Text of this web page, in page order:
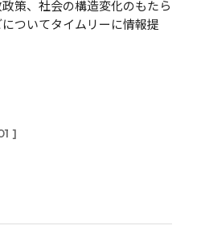
策、社会の構造変化のもたら
ついてタイムリーに情報提
]